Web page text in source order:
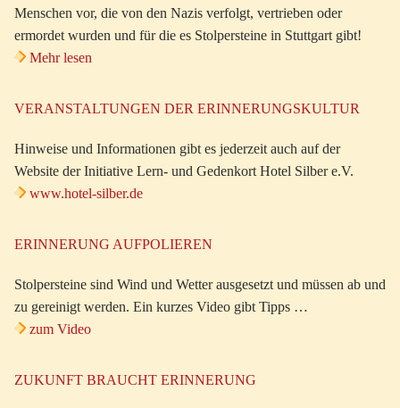
Menschen vor, die von den Nazis verfolgt, vertrieben oder
ermordet wurden und für die es Stolpersteine in Stuttgart gibt!
Mehr lesen
VERANSTALTUNGEN DER ERINNERUNGSKULTUR
Hinweise und Informationen gibt es jederzeit auch auf der
Website der Initiative Lern- und Gedenkort Hotel Silber e.V.
www.hotel-silber.de
ERINNERUNG AUFPOLIEREN
Stolpersteine sind Wind und Wetter ausgesetzt und müssen ab und
zu gereinigt werden. Ein kurzes Video gibt Tipps …
zum Video
ZUKUNFT BRAUCHT ERINNERUNG